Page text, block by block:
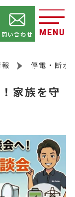
MENU
問い合わせ
停電・断水
家族を守